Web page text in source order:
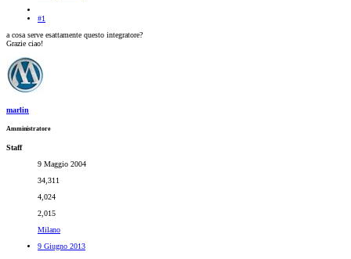
#1
a cosa serve esattamente questo integratore?
Grazie ciao!
marlin
Amministratore
Staff
9 Maggio 2004
34,311
4,024
2,015
Milano
9 Giugno 2013